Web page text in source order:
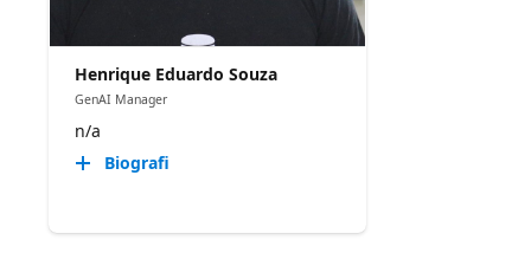
Henrique Eduardo Souza
GenAI Manager
n/a
Biografi